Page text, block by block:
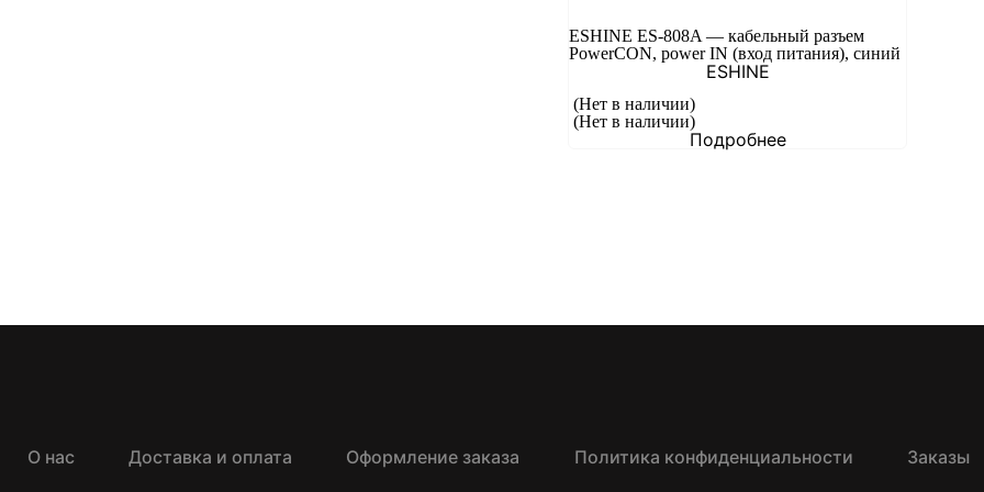
ESHINE ES-808A — кабельный разъем
PowerCON, power IN (вход питания), синий
ESHINE
(Нет в наличии)
(Нет в наличии)
Подробнее
О нас Доставка и оплата Оформление заказа Политика конфиденциальности Заказы